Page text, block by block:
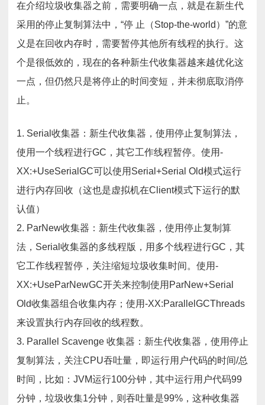
在介绍垃圾收集器之前，需要明确一点，就是在新生代
采用的停止复制算法中，“停 止（Stop-the-world）”的意
义是在回收内存时，需要暂停其他所有线程的执行。这
个是很低效的，现在的各种新生代收集器越来越优化这
一点，但仍然只是将停止的时间变短，并未彻底取消停
止。
1. Serial收集器：新生代收集器，使用停止复制算法，
使用一个线程进行GC，其它工作线程暂停。使用-
XX:+UseSerialGC可以使用Serial+Serial Old模式运行
进行内存回收（这也是虚拟机在Client模式下运行的默
认值）
2. ParNew收集器：新生代收集器，使用停止复制算
法，Serial收集器的多线程版，用多个线程进行GC，其
它工作线程暂停，关注缩短垃圾收集时间。使用-
XX:+UseParNewGC开关来控制使用ParNew+Serial
Old收集器组合收集内存；使用-XX:ParallelGCThreads
来设置执行内存回收的线程数。
3. Parallel Scavenge 收集器：新生代收集器，使用停止
复制算法，关注CPU吞吐量，即运行用户代码的时间/总
时间，比如：JVM运行100分钟，其中运行用户代码99
分钟，垃圾收集1分钟，则吞吐量是99%，这种收集器